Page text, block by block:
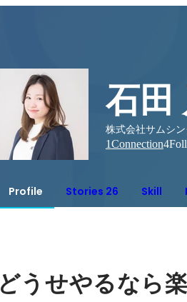
石田
株式会社サムシ
1Connection4
Profile Stories 26 Skill
どうせやるなら